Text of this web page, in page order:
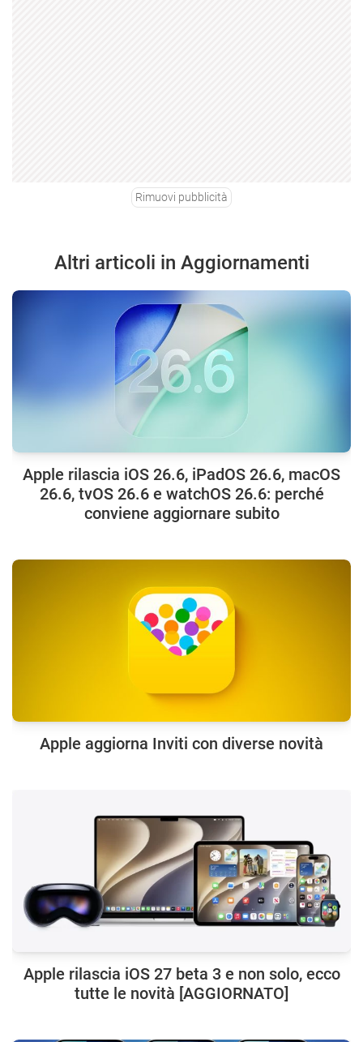
Rimuovi pubblicità
Altri articoli in Aggiornamenti
Apple rilascia iOS 26.6, iPadOS 26.6, macOS
26.6, tvOS 26.6 e watchOS 26.6: perché
conviene aggiornare subito
Apple aggiorna Inviti con diverse novità
Apple rilascia iOS 27 beta 3 e non solo, ecco
tutte le novità [AGGIORNATO]